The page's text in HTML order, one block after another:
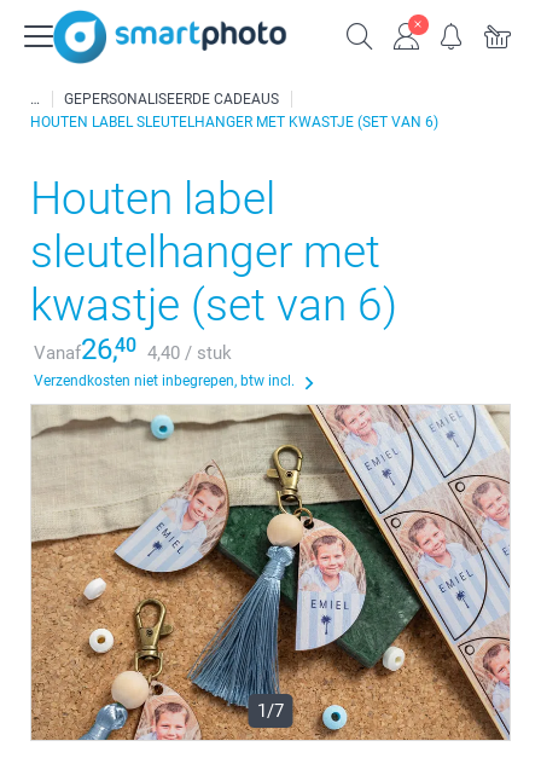
GEPERSONALISEERDE CADEAUS
HOUTEN LABEL SLEUTELHANGER MET KWASTJE (SET VAN 6)
Houten label
sleutelhanger met
kwastje (set van 6)
Vanaf26,40 4,40 / stuk
Verzendkosten niet inbegrepen, btw incl.
1/7